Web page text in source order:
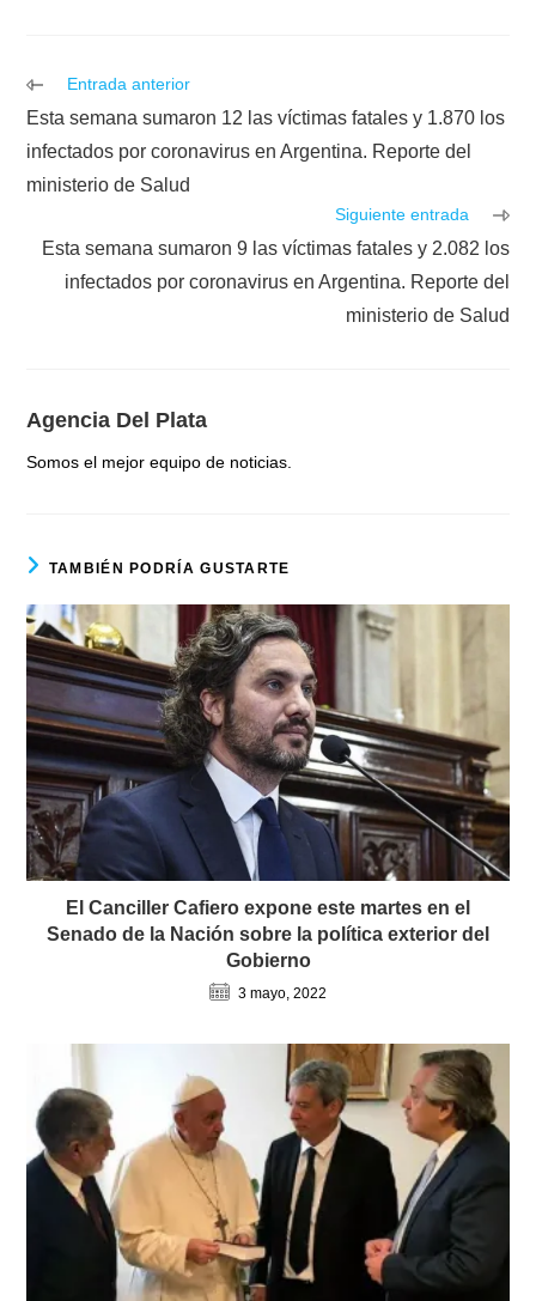
Leer
artículos
Entrada anterior
Esta semana sumaron 12 las víctimas fatales y 1.870 los
infectados por coronavirus en Argentina. Reporte del
ministerio de Salud
Siguiente entrada
Esta semana sumaron 9 las víctimas fatales y 2.082 los
infectados por coronavirus en Argentina. Reporte del
ministerio de Salud
Agencia Del Plata
Somos el mejor equipo de noticias.
TAMBIÉN PODRÍA GUSTARTE
El Canciller Cafiero expone este martes en el
Senado de la Nación sobre la política exterior del
Gobierno
3 mayo, 2022